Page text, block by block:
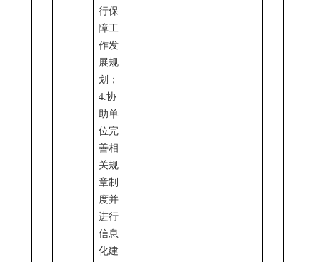
行保
障工
作发
展规
划；
4.协
助单
位完
善相
关规
章制
度并
进行
信息
化建